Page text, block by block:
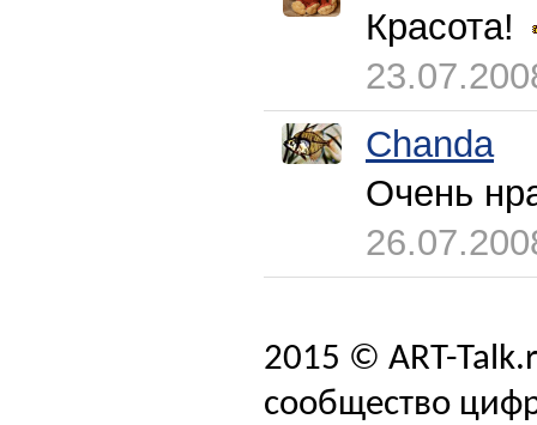
Красота!
Chanda
Очень
2015 © ART-
сообщество